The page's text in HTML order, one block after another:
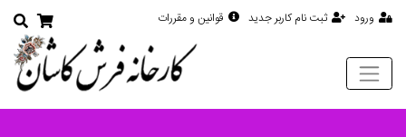
ورود ثبت نام کاربر جدید قوانین و مقررات